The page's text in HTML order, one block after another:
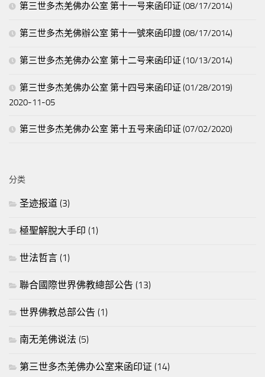
第三世多杰羌佛办公室 第十一号来函印证 (08/17/2014)
第三世多杰羌佛辦公室 第十一號來函印證 (08/17/2014)
第三世多杰羌佛办公室 第十二号来函印证 (10/13/2014)
第三世多杰羌佛办公室 第十四号来函印证 (01/28/2019)
2020-11-05
第三世多杰羌佛办公室 第十五号来函印证 (07/02/2020)
分类
圣迹报道 (3)
極聖解脫大手印 (1)
世法哲言 (1)
聯合國際世界佛教總部公告 (13)
世界佛教总部公告 (1)
南无羌佛说法 (5)
第三世多杰羌佛办公室来函印证 (14)